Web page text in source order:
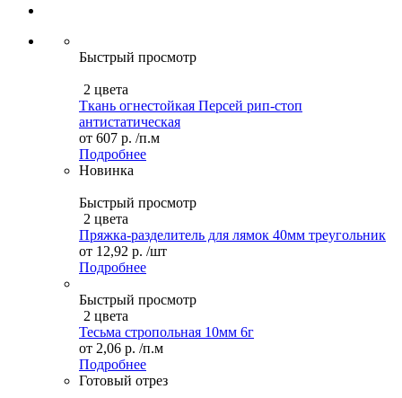
Быстрый просмотр
2 цвета
Ткань огнестойкая Персей рип-стоп
антистатическая
от 607 р. /п.м
Подробнее
Новинка
Быстрый просмотр
2 цвета
Пряжка-разделитель для лямок 40мм треугольник
от 12,92 р. /шт
Подробнее
Быстрый просмотр
2 цвета
Тесьма стропольная 10мм 6г
от 2,06 р. /п.м
Подробнее
Готовый отрез